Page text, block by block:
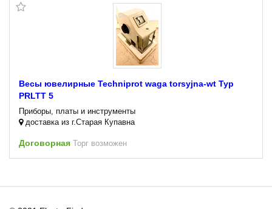
Весы ювелирные Techniprot waga torsyjna-wt Typ
PRLTT 5
Приборы, платы и инструменты
доставка из г.Старая Купавна
Договорная Торг возможен